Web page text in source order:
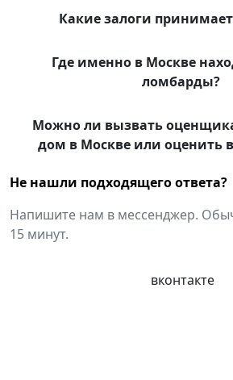
Какие залоги
Где именно в Москве
ломбарды?
Можно ли вызвать
дом в Москве или оценить
Не нашли подходящего ответа?
Напишите нам в мессенджер.
15 минут.
вконтакте